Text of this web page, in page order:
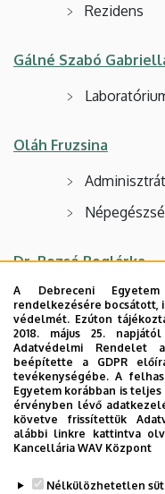
A Debreceni
rendelkezésére bocsátott,
védelmét. Ezúton
2018. május 25.
Adatvédelmi Rendelet
beépítette a GDPR
tevékenységébe. A
Egyetem korábban is
érvényben lévő
követve frissítettük
alábbi linkre kattintva
Kancellária WAV Központ
Nélkülözhetetlen
Rezidens
Gálné Szabó
Oláh Fruzsina
Dr. Bozsó Boglárka
Rezidens
Dr. Gerencsér Attila
Rezidens
Legutóbb frissítve: 2025.